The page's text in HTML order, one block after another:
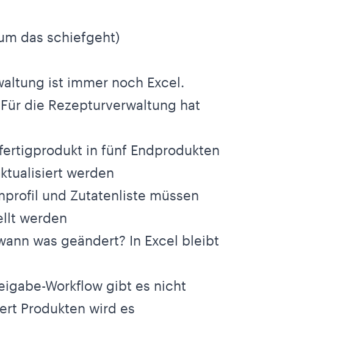
das schiefgeht)
ist immer noch Excel.
die Rezepturverwaltung hat
in fünf Endprodukten
werden
und Zutatenliste müssen
werden
was geändert? In Excel bleibt
Workflow gibt es nicht
Produkten wird es